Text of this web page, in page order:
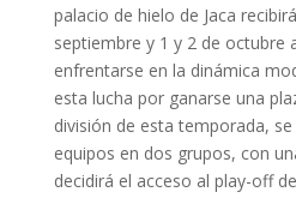
palacio de hielo de Jaca
septiembre y 1 y 2 de octubre
enfrentarse en la dinámica
esta lucha por ganarse una
división de esta temporada,
equipos en dos grupos, con
decidirá el acceso al play-off